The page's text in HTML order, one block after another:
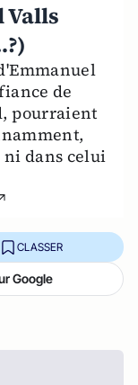
Valls
de
pourraient
ni dans celui
CLASSER
Google